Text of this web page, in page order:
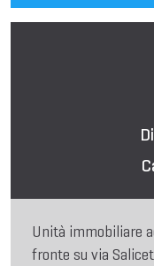
Unità immobiliare
fronte su via